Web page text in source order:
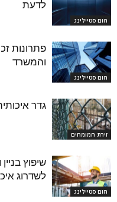
הום סטיילינג
לדעת
הום סטיילינג
פתרונות
והמשרד
זירת המומחים
גדר
הום סטיילינג
שיפוץ
לשדרוג